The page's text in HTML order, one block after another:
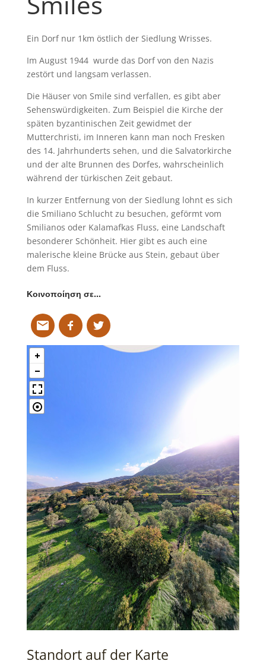
Ein Dorf nur 1km östlich der Siedlung Wrisses.
Im August 1944 wurde das Dorf von den Nazis
zestört und langsam verlassen.
Die Häuser von Smile sind verfallen, es gibt aber
Sehenswürdigkeiten. Zum Beispiel die Kirche der
späten byzantinischen Zeit gewidmet der
Mutterchristi, im Inneren kann man noch Fresken
des 14. Jahrhunderts sehen, und die Salvatorkirche
und der alte Brunnen des Dorfes, wahrscheinlich
während der türkischen Zeit gebaut.
In kurzer Entfernung von der Siedlung lohnt es sich
die Smiliano Schlucht zu besuchen, geförmt vom
Smilianos oder Kalamafkas Fluss, eine Landschaft
besonderer Schönheit. Hier gibt es auch eine
malerische kleine Brücke aus Stein, gebaut über
dem Fluss.
Κοινοποίηση σε…
Standort auf der Karte